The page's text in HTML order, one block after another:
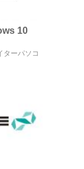
10
ターパソコ